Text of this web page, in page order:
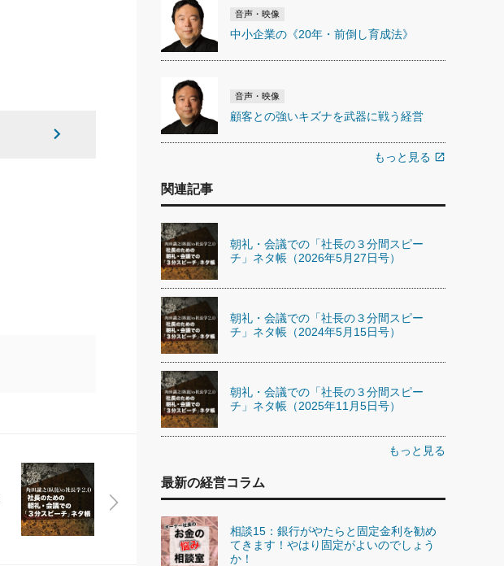
音声・映像
中小企業の《20年・前倒し育成法》
音声・映像
顧客との強いキズナを武器に戦う経営
もっと見る open_in_new
関連記事
朝礼・会議での「社長の３分間スピー
チ」ネタ帳（2026年5月27日号）
朝礼・会議での「社長の３分間スピー
チ」ネタ帳（2024年5月15日号）
朝礼・会議での「社長の３分間スピー
チ」ネタ帳（2025年11月5日号）
もっと見る
最新の経営コラム
相談15：銀行がやたらと固定金利を勧め
てきます！やはり固定がよいのでしょう
か！